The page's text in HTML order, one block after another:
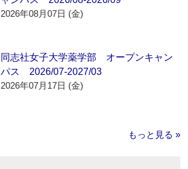
2026年08月07日 (金)
同志社女子大学薬学部 オープンキャン
パス 2026/07-2027/03
2026年07月17日 (金)
もっと見る »